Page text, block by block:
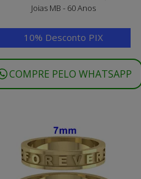
Joias MB - 60 Anos
10% Desconto PIX
COMPRE PELO WHATSAPP